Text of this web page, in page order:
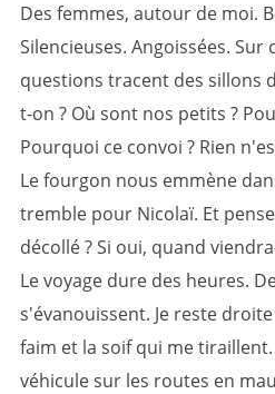
Des femmes, autour de moi.
Silencieuses. Angoissées. Sur
questions tracent des sillons
t-on ? Où sont nos petits ?
Pourquoi ce convoi ? Rien
Le fourgon nous emmène
tremble pour Nicolaï. Et
décollé ? Si oui, quand
Le voyage dure des heures.
s'évanouissent. Je reste
faim et la soif qui me
véhicule sur les routes en